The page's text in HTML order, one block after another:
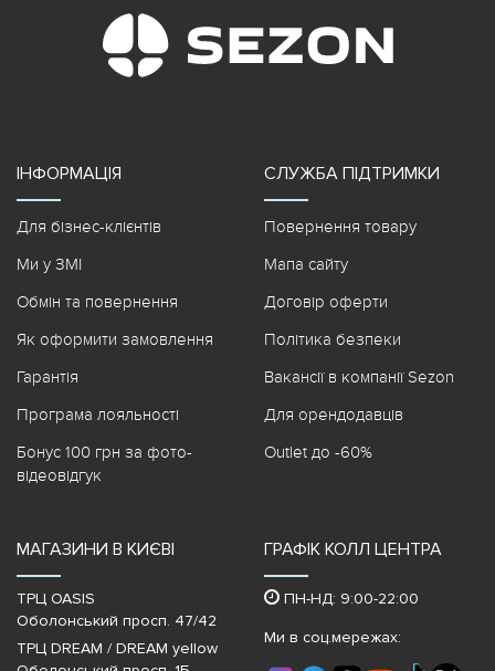
ІНФОРМАЦІЯ
Для бізнес-клієнтів
Ми у ЗМІ
Обмін та повернення
Як оформити замовлення
Гарантія
Програма лояльності
Бонус 100 грн за фото-
відеовідгук
СЛУЖБА ПІДТРИМКИ
Повернення товару
Мапа сайту
Договір оферти
Політика безпеки
Вакансії в компанії Sezon
Для орендодавців
Outlet до -60%
МАГАЗИНИ В КИЄВІ
ТРЦ OASIS
Оболонський просп. 47/42
ТРЦ DREAM / DREAM yellow
ГРАФІК КОЛЛ ЦЕНТРА
ПН-НД: 9:00-22:00
Ми в соц.мережах: